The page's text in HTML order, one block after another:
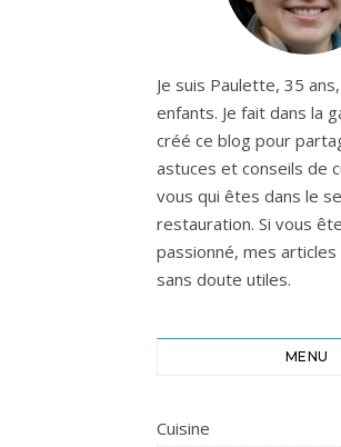
Je suis Paulette, 35
enfants. Je fait dans la
créé ce blog pour
astuces et conseils de
vous qui êtes dans le
restauration. Si vous
passionné, mes
sans doute utiles.
MENU
Cuisine